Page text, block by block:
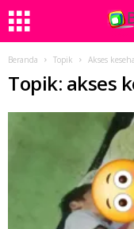
Beranda Topik Akses
Topik: akses